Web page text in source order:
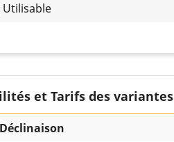
Utilisable
et Tarifs des variantes
Déclinaison